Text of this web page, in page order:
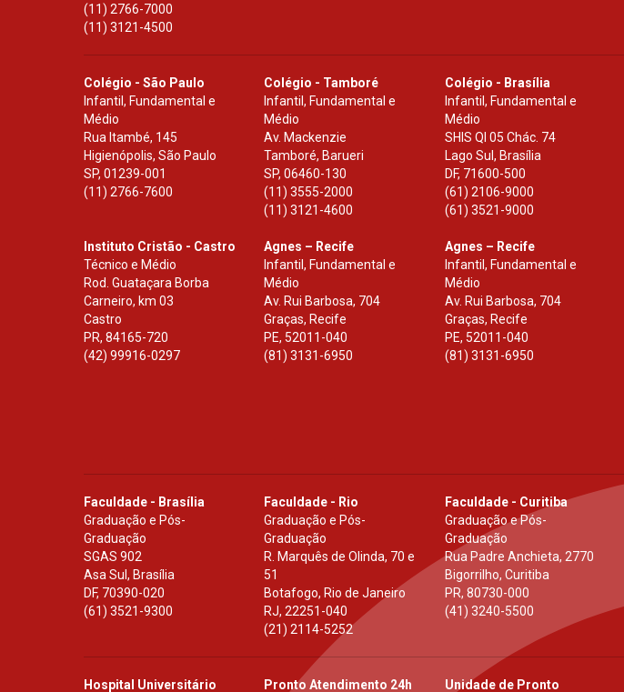
(11) 2766-7000
(11) 3121-4500
Colégio - São Paulo
Infantil, Fundamental e
Médio
Rua Itambé, 145
Higienópolis, São Paulo
SP, 01239-001
(11) 2766-7600
Colégio - Tamboré
Infantil, Fundamental e
Médio
Av. Mackenzie
Tamboré, Barueri
SP,06460-130
(11) 3555-2000
(11) 3121-4600
Colégio - Brasília
Infantil, Fundamental e
Médio
SHIS Ql 05 Chác. 74
Lago Sul, Brasília
DF, 71600-500
(61) 2106-9000
(61) 3521-9000
Instituto Cristão - Castro
Técnico e Médio
Rod. Guataçara Borba
Carneiro, km 03
Castro
PR, 84165-720
(42) 99916-0297
Agnes – Recife
Infantil, Fundamental e
Médio
Av. Rui Barbosa, 704
Graças, Recife
PE, 52011-040
(81) 3131-6950
Agnes – Recife
Infantil, Fundamental e
Médio
Av. Rui Barbosa, 704
Graças, Recife
PE, 52011-040
(81) 3131-6950
Faculdade - Brasília
Graduação e Pós-
Graduação
SGAS 902
Asa Sul, Brasília
DF, 70390-020
(61) 3521-9300
Faculdade - Rio
Graduação e Pós-
Graduação
R. Marquês de Olinda, 70 e
51
Botafogo, Rio de Janeiro
RJ,22251-040
(21) 2114-5252
Faculdade - Curitiba
Graduação e Pós-
Graduação
Rua Padre Anchieta, 2770
Bigorrilho, Curitiba
PR, 80730-000
(41) 3240-5500
Hospital Universitário Pronto Atendimento 24h Unidade de Pronto